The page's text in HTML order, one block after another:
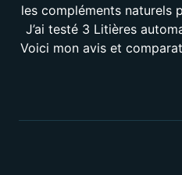
les compléments naturels
J’ai testé 3 Litières
Voici mon avis et